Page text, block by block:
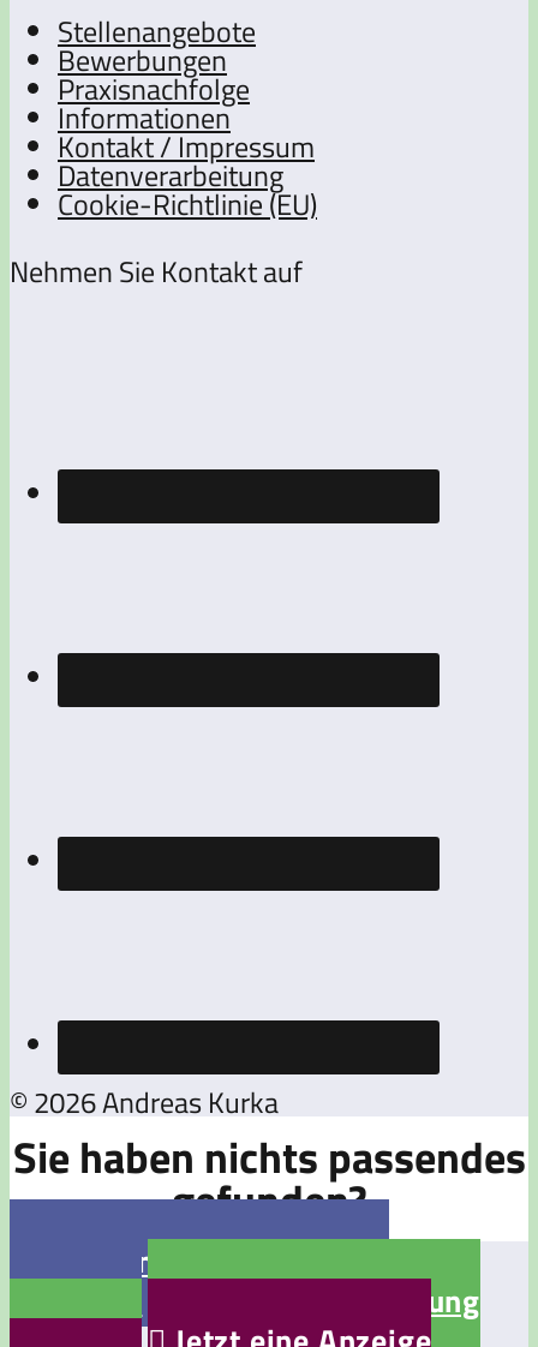
Stellenangebote
Bewerbungen
Praxisnachfolge
Informationen
Kontakt / Impressum
Datenverarbeitung
Cookie-Richtlinie (EU)
Nehmen Sie Kontakt auf
© 2026 Andreas Kurka
Sie haben nichts passendes
gefunden?
Jetzt eine Stellenanzeige
Jetzt eine Bewerbung